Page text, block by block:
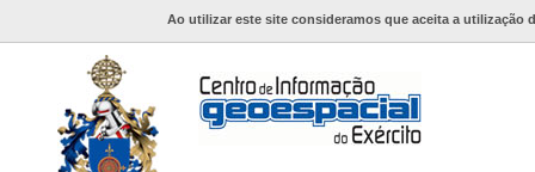
Ao utilizar este site consideramos que aceita a utilização